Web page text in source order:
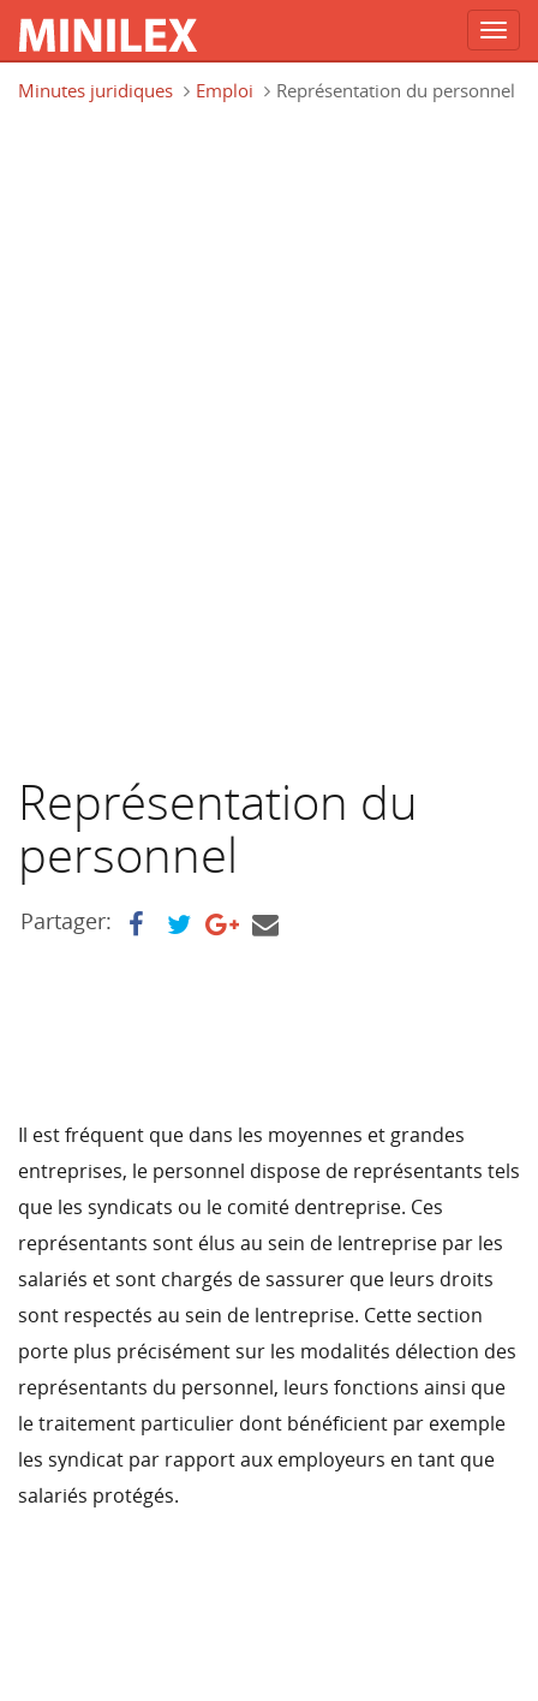
Minutes juridiques
Emploi Représentation du personnel
Représentation du
personnel
Partager:
Il est fréquent que dans les moyennes et grandes
entreprises, le personnel dispose de représentants tels
que les syndicats ou le comité dentreprise. Ces
représentants sont élus au sein de lentreprise par les
salariés et sont chargés de sassurer que leurs droits
sont respectés au sein de lentreprise. Cette section
porte plus précisément sur les modalités délection des
représentants du personnel, leurs fonctions ainsi que
le traitement particulier dont bénéficient par exemple
les syndicat par rapport aux employeurs en tant que
salariés protégés.